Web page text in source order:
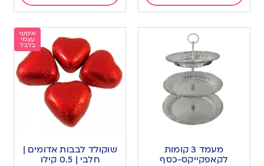
מעמד 3 קומות
לקאפקייקס-כסף
איסוף
עצמי
בלבד
שוקולד לבבות אדומים |
חלבי | 0.5 קילו